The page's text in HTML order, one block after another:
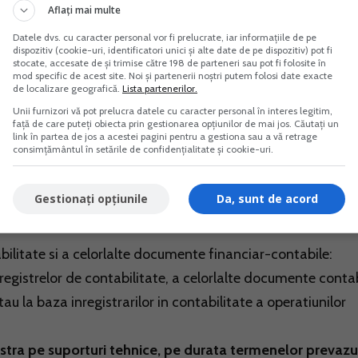
justificative care stau la baza inregistrarilor in
persoanelor prevazute la art. 1 timp de 5 ani calculati
financiar in care au fost intocmite, inclusiv
de intocmire si utilizare a documentelor financiar-
5 noiembrie 2015 prevad la Litera C:
si a celorlalte documente financiar-contabile:
de contabilitate, a celorlalte documente
la baza inregistrarilor in contabilitate a operatiunilor
pe suporturi tehnice, pe durata termenelor
Aflați mai multe
Datele dvs. cu caracter personal vor fi prelucrate, iar informațiile de pe
dispozitiv (cookie-uri, identificatori unici și alte date de pe dispozitiv) pot fi
stocate, accesate de și trimise către 198 de parteneri sau pot fi folosite în
mod specific de acest site. Noi și partenerii noștri putem folosi date exacte
de localizare geografică. Lista partenerilor.
Unii furnizori vă pot prelucra datele cu caracter personal în interes legitim,
față de care puteți obiecta prin gestionarea opțiunilor de mai jos. Căutați un
link în partea de jos a acestei pagini pentru a gestiona sau a vă retrage
consimțământul în setările de confidențialitate și cookie-uri.
Da, sunt de acord
Gestionați opțiunile